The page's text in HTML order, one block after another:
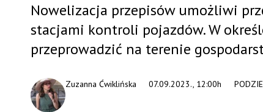
07.09.2023., 12:00h
Zuzanna Ćwiklińska
Nowelizacja przepisów umożliwi
stacjami kontroli pojazdów. W
przeprowadzić na terenie